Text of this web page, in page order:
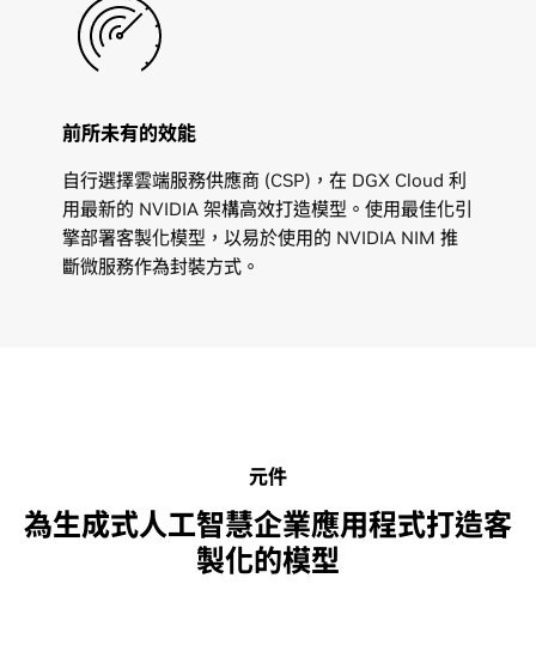
前所未有的效能
自行選擇雲端服務供應商 (CSP)，在 DGX Cloud 利
用最新的 NVIDIA 架構高效打造模型。使用最佳化引
擎部署客製化模型，以易於使用的 NVIDIA NIM 推
斷微服務作為封裝方式。
元件
為生成式人工智慧企業應用程式打造客
製化的模型